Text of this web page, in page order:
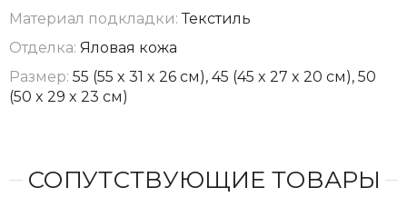
Материал подкладки: Текстиль
Отделка: Яловая кожа
Размер: 55 (55 x 31 x 26 см), 45 (45 x 27 x 20 см), 50
(50 x 29 x 23 см)
СОПУТСТВУЮЩИЕ ТОВАРЫ